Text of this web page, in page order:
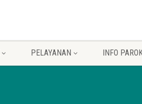
PELAYANAN INFO